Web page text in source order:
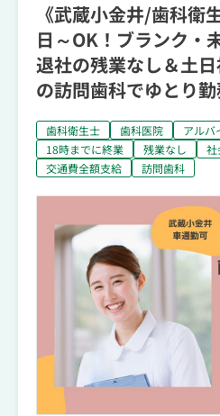
《武蔵小金井/歯科衛
日～OK！ブランク・
退社の残業なし＆土
の訪問歯科でゆとり
歯科衛生士 歯科医院 アルバ
18時までに終業
残業なし
社
交通費全額支給
訪問歯科